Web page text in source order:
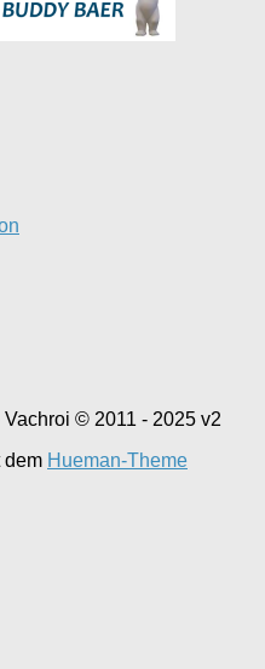
© 2011 - 2025 v2
dem Hueman-Theme